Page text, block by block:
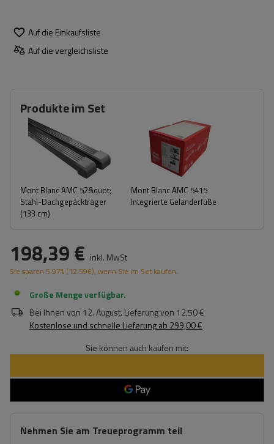
Auf die Einkaufsliste
Auf die vergleichsliste
Produkte im Set
Mont Blanc AMC 52&quot;
Stahl-Dachgepäckträger
(133 cm)
Mont Blanc AMC 5415
Integrierte Geländerfüße
198,39 € inkl. MwSt
Sie sparen 5.97% (12.59€), wenn Sie im Set kaufen.
Große Menge verfügbar
Bei Ihnen von 12. August. Lieferung von 12,50 €
Kostenlose und schnelle Lieferungab 299,00 €
Sie können auch kaufen mit:
Nehmen Sie am Treueprogramm teil